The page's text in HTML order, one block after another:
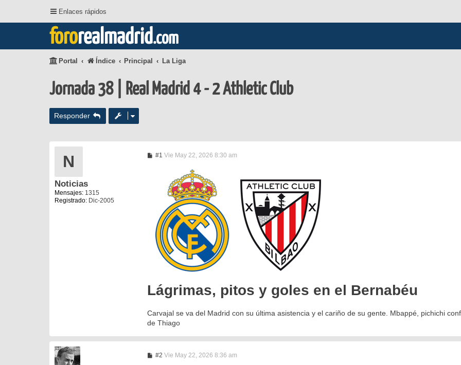
Enlaces rápidos
fororealmadrid.com
Portal Índice Principal La Liga
Jornada 38 | Real Madrid 4 - 2 Athletic Club
Responder
N
Noticias
Mensajes: 1315
Registrado: Dic-2005
#1 M
Vie May 22, 2026 8:30 am
Lágrimas, pitos y goles en el Bernabéu
Carvajal se va del Madrid con su última asistencia y el cariño de su gente. Mbappé, pichichi
de Thiago
#2MVie May 22, 2026 8:36 am